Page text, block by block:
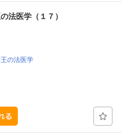
法医学（１７）
の法医学